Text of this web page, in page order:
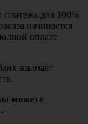
для 100%
начинается
оплате
взымает
можете